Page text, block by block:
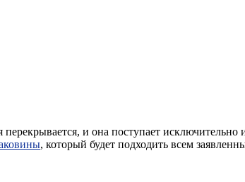
и она поступает
, который будет подходить всем